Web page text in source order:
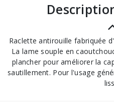
Raclette antirouille fabriquée d'une seule pièce en aluminium.
La lame souple en
plancher pour améliorer la
sautillement. Pour l'usage